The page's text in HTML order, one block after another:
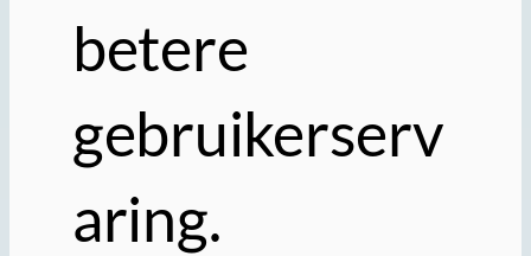
betere
gebruikerserv
aring.